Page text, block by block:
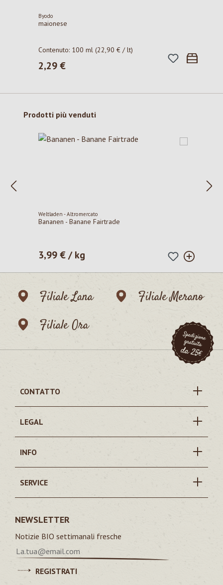
Byodo
maionese
Contenuto: 100 ml(22,90 € / lt)
Prezzo normale:
2,29 €
Salta la galleria dei prodotti
Prodotti più venduti
Weltladen - Altromercato
Bananen - Banane Fairtrade
Prezzo normale:
3,99 € / kg
Filiale Lana
Filiale Merano
Filiale Ora
CONTATTO
LEGAL
INFO
SERVICE
NEWSLETTER
Notizie BIO settimanali fresche
REGISTRATI